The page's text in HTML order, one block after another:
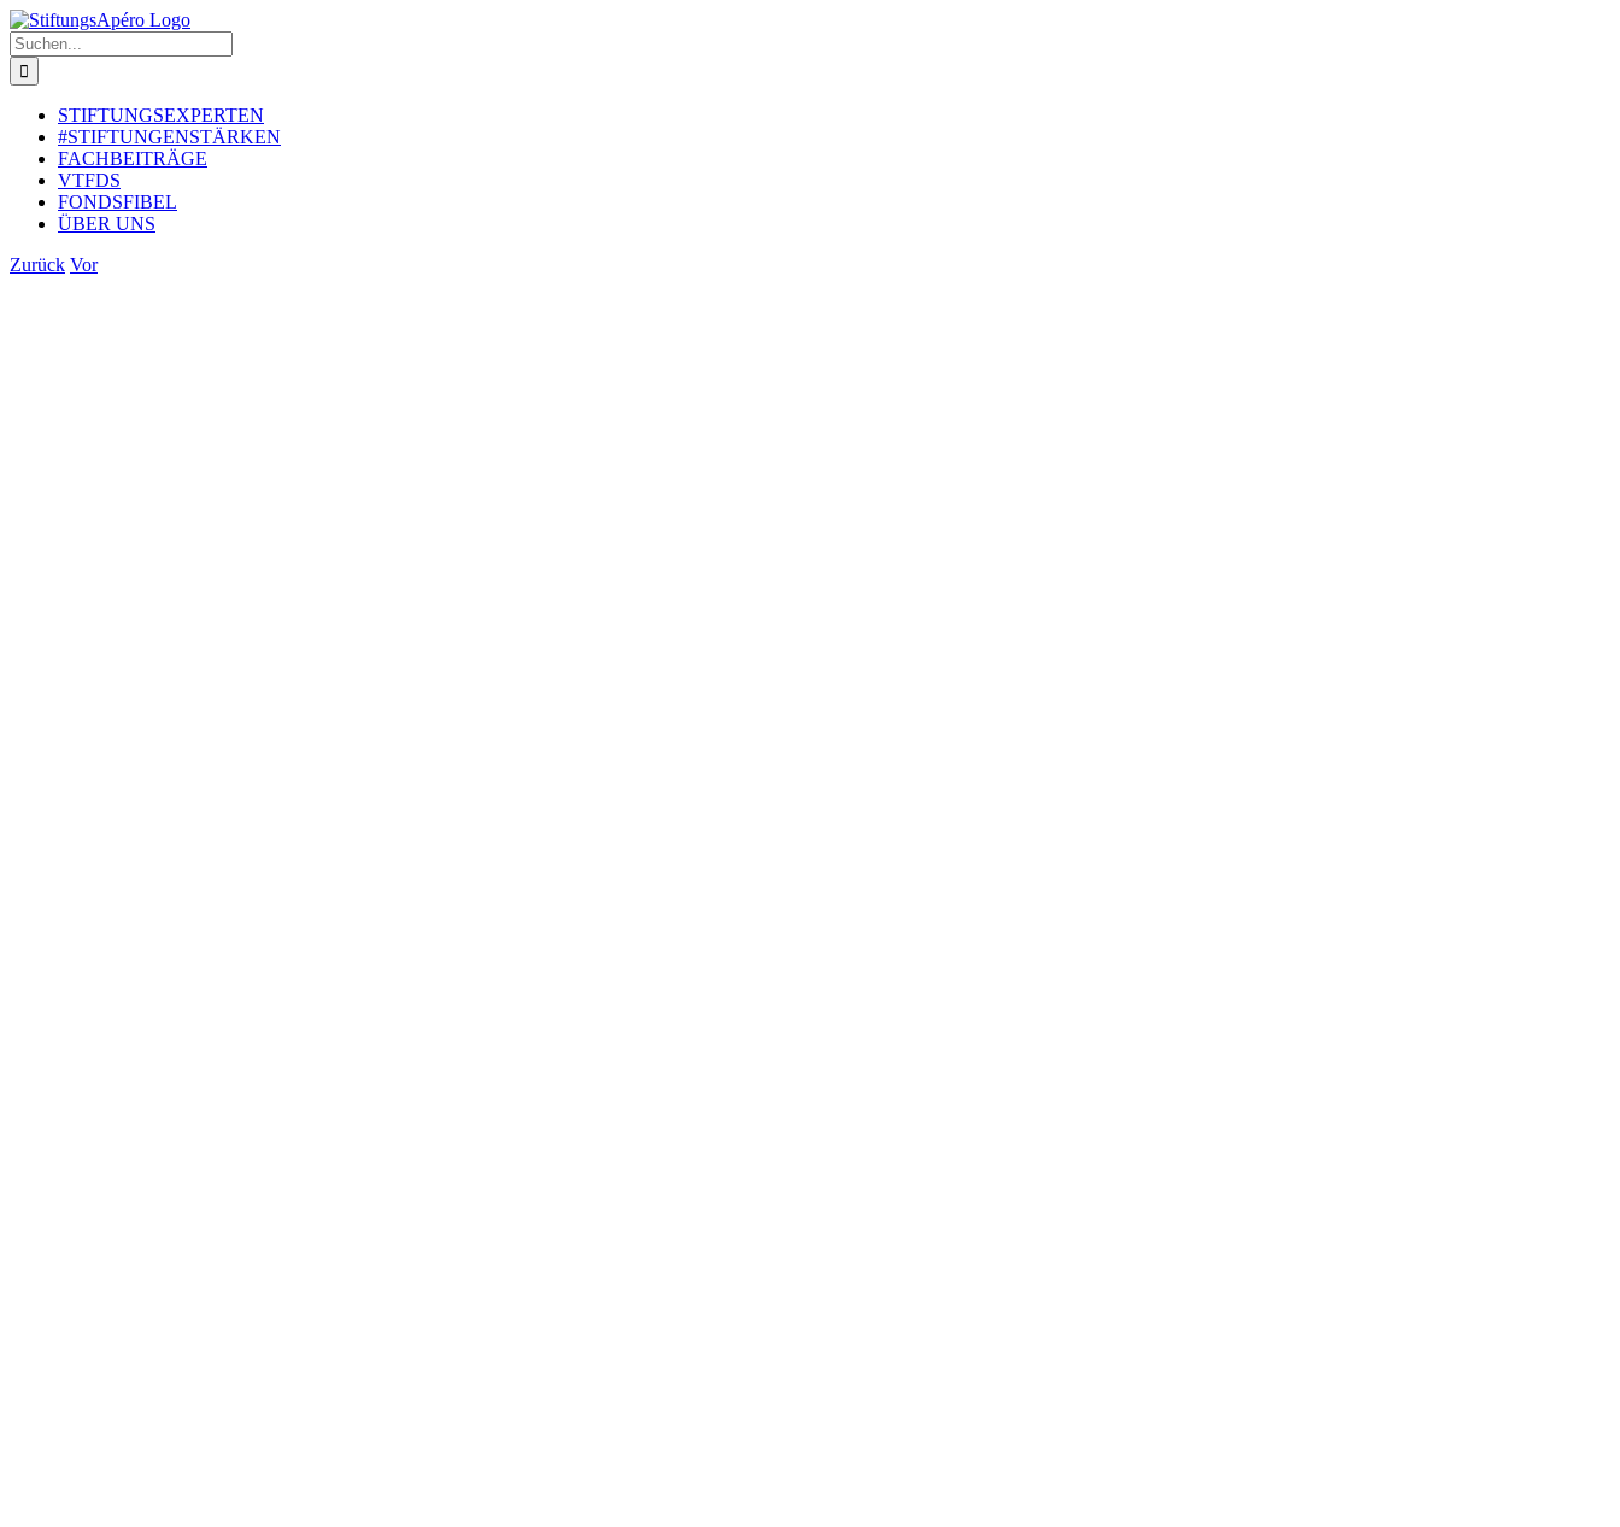
Zum
Inhalt
springen
Suche
nach:
STIFTUNGSEXPERTEN
#STIFTUNGENSTÄRKEN
FACHBEITRÄGE
VTFDS
FONDSFIBEL
ÜBER UNS
Zurück Vor